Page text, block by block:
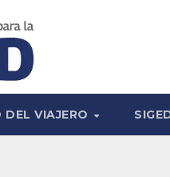
DEL VIAJERO